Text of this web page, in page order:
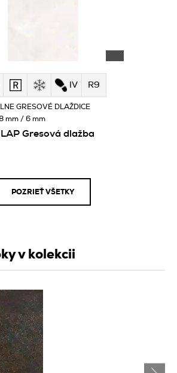
IV R9
Gresová dlažba
GRESOVÉ DLAŽDICE
mm / 6 mm
POZRIEŤ VŠETKY
v kolekcii